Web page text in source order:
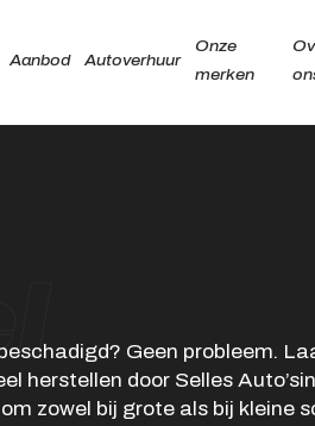
Aanbod Autoverhuur
Onze
merken
merken
Vr
Geen probleem.
herstellen door Selles
zowel bij grote als bij kleine